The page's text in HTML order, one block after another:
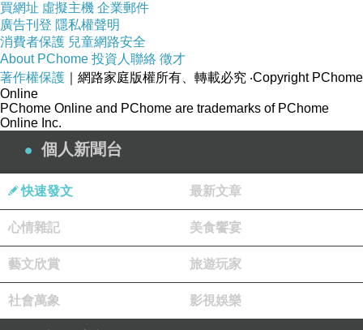
全民英檢老師推薦
▲超高顏值、身材以及故事，讓她成名。（圖／
翻攝自tanya_rybakova／IG／下同）
網搜小組／綜合報導
俄羅斯有一名25歲模特兒，不僅身材一級棒連顏
值都超高，美麗的背後卻是瘦掉「半個自己」才
換來的。過胖的體型讓她被同學嘲笑，也抗拒上
學，直到下定決心變瘦後，成為一流模特兒；曾
買網址 虛擬主機 企業郵件
廣告刊登 隱私權聲明
消費者保護 兒童網路安全
About PChome 投資人聯絡 徵才
著作權保護 ｜網路家庭版權所有、轉載必究 ‧Copyright PChome
Online
PChome Online and PChome are trademarks of PChome
Online Inc.
個人新聞台
快速發文 最新文章
心情雜記 美食饗宴
藝文欣賞 旅遊玩家
社會萬象 影視娛樂